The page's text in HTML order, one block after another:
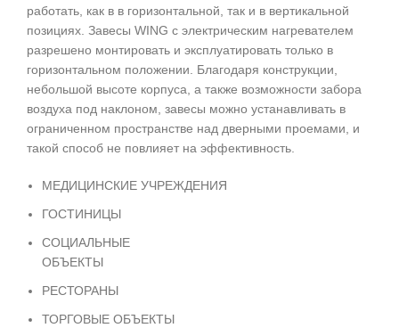
работать, как в в горизонтальной, так и в вертикальной
позициях. Завесы WING c электрическим нагревателем
разрешено монтировать и эксплуатировать только в
горизонтальном положении. Благодаря конструкции,
небольшой высоте корпуса, а также возможности забора
воздуха под наклоном, завесы можно устанавливать в
ограниченном пространстве над дверными проемами, и
такой способ не повлияет на эффективность.
МЕДИЦИНСКИЕ УЧРЕЖДЕНИЯ
ГОСТИНИЦЫ
СОЦИАЛЬНЫЕ
ОБЪЕКТЫ
РЕСТОРАНЫ
ТОРГОВЫЕ ОБЪЕКТЫ